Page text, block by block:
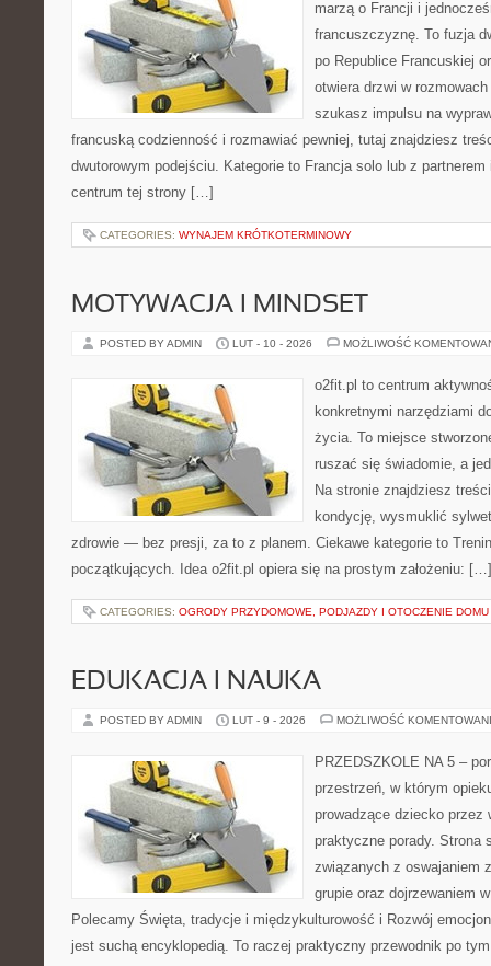
marzą o Francji i
francuszczyznę. To fuzja
po Republice Francuskiej
otwiera drzwi w
szukasz impulsu na
francuską codzienność i rozmawiać pewniej, tutaj znajdziesz
dwutorowym podejściu. Kategorie to Francja solo lub z
centrum tej strony […]
CATEGORIES: WYNAJEM KRÓTKOTERMINOWY
MOTYWACJA I MINDSET
POSTED BY ADMIN LUT - 10 - 2026 MOŻLIWOŚĆ
o2fit.pl to centrum
konkretnymi narzędziami
życia. To miejsce
ruszać się świadomie, a
Na stronie znajdziesz
kondycję, wysmuklić
zdrowie — bez presji, za to z planem. Ciekawe kategorie to
początkujących. Idea o2fit.pl opiera się na prostym założeniu: […]
CATEGORIES: OGRODY PRZYDOMOWE, PODJAZDY I OTOCZENIE DOMU
EDUKACJA I NAUKA
POSTED BY ADMIN LUT - 9 - 2026 MOŻLIWOŚĆ
PRZEDSZKOLE NA 5 –
przestrzeń, w którym
prowadzące dziecko przez
praktyczne porady. Strona
związanych z oswajaniem
grupie oraz dojrzewaniem
Polecamy Święta, tradycje i międzykulturowość i Rozwój
jest suchą encyklopedią. To raczej praktyczny przewodnik po